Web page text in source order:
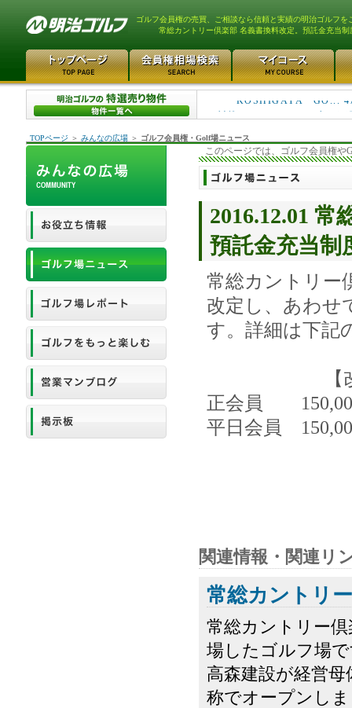
ゴルフ会員権の売買、ご相談なら信頼と実績の明治ゴルフを
常総カントリー倶楽部 名義書換料改定。預託金充当制
TOPページ ＞ みんなの広場 ＞ ゴルフ会員権・Golf場ニュース
このページでは、ゴルフ会員権や
2016.12.01
預託金充当制
常総カントリー
改定し、あわせ
す。詳細は下記
【改定
正会員
平日会員
関連情報・関連リ
常総カントリ
常総カントリー倶
場したゴルフ場
高森建設が経営
称でオープンし